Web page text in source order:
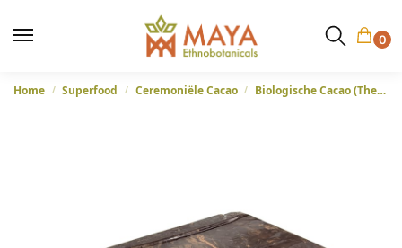
0
Home / Superfood / Ceremoniële Cacao / Biologische Cacao (Theobroma Cacao) – Criollo variëteit, 5kg blokken